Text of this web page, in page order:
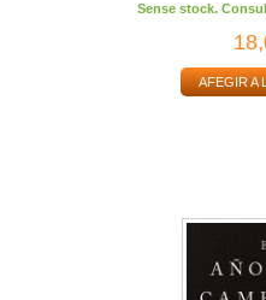
Sense stock.
AFEGIR A